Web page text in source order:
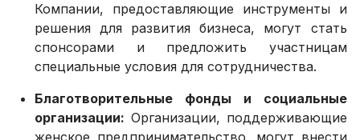
Компании, предоставляющие инструменты и
решения для развития бизнеса, могут стать
спонсорами и предложить участницам
специальные условия для сотрудничества.
Благотворительные фонды и социальные
организации: Организации, поддерживающие